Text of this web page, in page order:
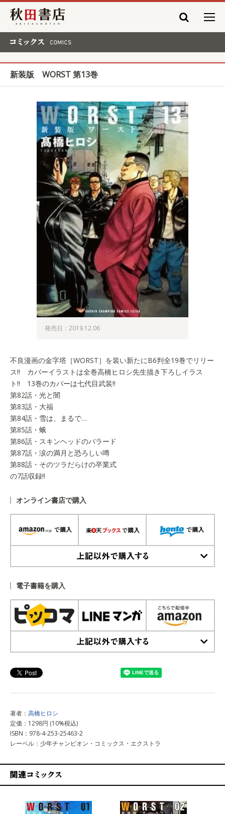
秋田書店
新装版 WORST 第13巻
発売日：2019.12.06
不良漫画の金字塔［WORST］を装い新たにB6判全19巻でリリー
ス!! カバーイラストは全巻高橋ヒロシ先生描き下ろしイラス
ト!! 13巻のカバーは七代目武装!!
第82話・光と闇
第83話・大福
第84話・雪は、まるで…
第85話・蛾
第86話・スキンヘッドのバラード
第87話・涙の満月と恐ろしい噂
第88話・そのツラだらけの卒業式
の7話収録!!
オンライン書店で購入
電子書籍を購入
著者： 高橋ヒロシ
定価：1298円 (10%税込)
ISBN：978-4-253-25463-2
レーベル：少年チャンピオン・コミックス・エクストラ